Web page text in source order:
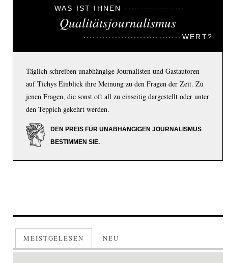
WAS IST IHNEN
Qualitätsjournalismus
WERT?
Täglich schreiben unabhängige Journalisten und Gastautoren
auf Tichys Einblick ihre Meinung zu den Fragen der Zeit. Zu
jenen Fragen, die sonst oft all zu einseitig dargestellt oder unter
den Teppich gekehrt werden.
DEN PREIS FÜR UNABHÄNGIGEN JOURNALISMUS
BESTIMMEN SIE.
MEISTGELESEN NEU